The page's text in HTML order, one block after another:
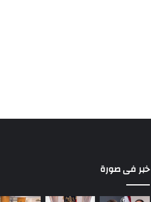
خبر فى صورة